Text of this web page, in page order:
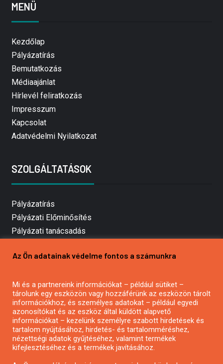
MENÜ
Kezdőlap
Pályázatírás
Bemutatkozás
Médiaajánlat
Hírlevél feliratkozás
Impresszum
Kapcsolat
Adatvédelmi Nyilatkozat
SZOLGÁLTATÁSOK
Pályázatírás
Pályázati Előminősítés
Pályázati tanácsadás
Mezőgazdasági pályázatírás
Pályázatírás civil szervezeteknek
Pályázatírás önkormányzatoknak
Pályázatfigyelés
Specifikus pályázatfigyelés vagy hírlevél
Az Ön adatainak védelme fontos a számunkra
Mi és a partnereink információkat – például sütiket –
tárolunk egy eszközön vagy hozzáférünk az eszközön tárolt
információkhoz, és személyes adatokat – például egyedi
azonosítókat és az eszköz által küldött alapvető
információkat – kezelünk személyre szabott hirdetések és
tartalom nyújtásához, hirdetés- és tartalomméréshez,
nézettségi adatok gyűjtéséhez, valamint termékek
kifejlesztéséhez és a termékek javításához.